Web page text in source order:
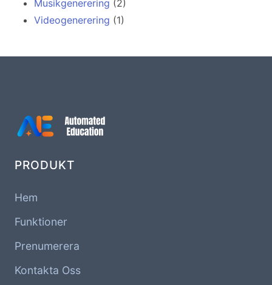
Musikgenerering (2)
Videogenerering (1)
PRODUKT
Hem
Funktioner
Prenumerera
Kontakta Oss